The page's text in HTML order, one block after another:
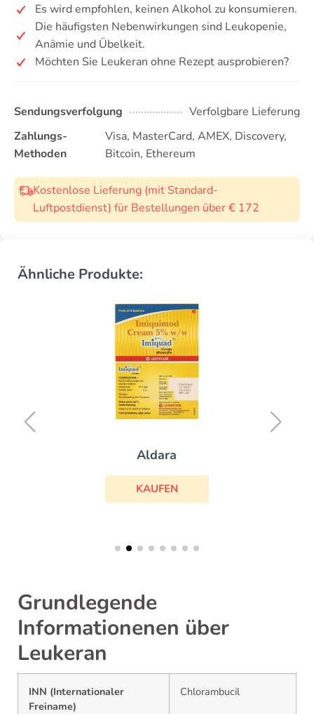
Es wird empfohlen, keinen Alkohol zu konsumieren.
Die häufigsten Nebenwirkungen sind Leukopenie,
Anämie und Übelkeit.
Möchten Sie Leukeran ohne Rezept ausprobieren?
Sendungsverfolgung
Verfolgbare Lieferung
Zahlungs-
Methoden
Visa, MasterCard, AMEX, Discovery,
Bitcoin, Ethereum
Kostenlose Lieferung (mit Standard-
Luftpostdienst) für Bestellungen über € 172
Ähnliche Produkte:
Aldara
KAUFEN
Grundlegende
Informationenen über
Leukeran
INN (Internationaler
Freiname)
Chlorambucil